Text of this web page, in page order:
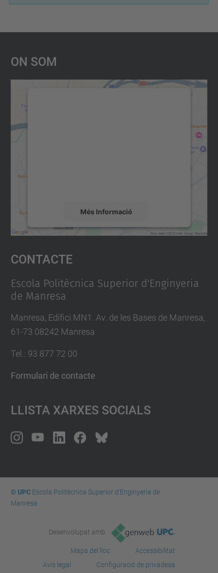
On Som
Més Informació
Accepta
powered by
Contacte
Escola Politècnica Superior d'Enginyeria
de Manresa
Manresa, Edifici MN1. Av. de les Bases de Manresa,
61-73 08242 Manresa
Tel.: 93 877 72 00
Formulari de contacte
Llista Xarxes Socials
© UPCEscola Politècnica Superior d'Enginyeria de
Manresa
Desenvolupat amb
Mapa del lloc
Accessibilitat
Avís legal
Configuració de privadesa